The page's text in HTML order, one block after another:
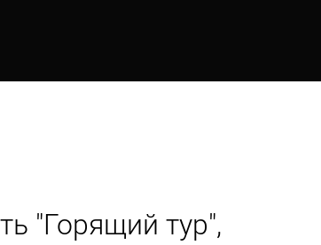
"Горящий тур",